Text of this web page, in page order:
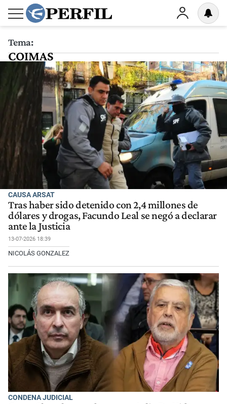
Tema:
COIMAS
CAUSA ARSAT
Tras haber sido detenido con 2,4 millones de
dólares y drogas, Facundo Leal se negó a declarar
ante la Justicia
13-07-2026 18:39
NICOLÁS GONZALEZ
CONDENA JUDICIAL